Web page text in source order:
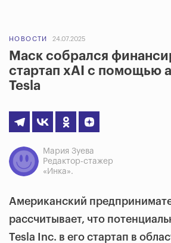
НОВОСТИ 24.07.2025
Маск собрался
стартап xAI с помощью
Tesla
Мария Зуева
Редактор-стажер
«Инка».
Американский
рассчитывает, что
Tesla Inc. в его стартап в